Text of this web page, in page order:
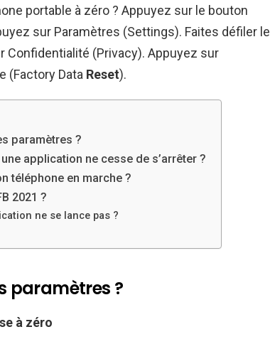
portable à zéro ? Appuyez sur le bouton
sur Paramètres (Settings). Faites défiler le
Confidentialité (Privacy). Appuyez sur
(Factory Data Reset).
paramètres ?
application ne cesse de s’arrêter ?
téléphone en marche ?
2021 ?
ne se lance pas ?
paramètres ?
à zéro